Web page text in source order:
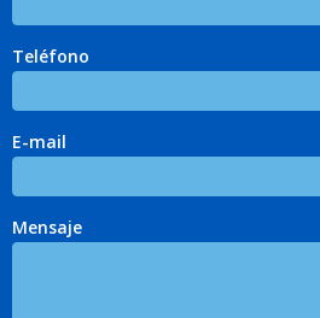
Teléfono
E-mail
Mensaje